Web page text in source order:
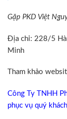
Gặp PKD Việt
Địa chỉ: 228/5
Minh
Tham khảo
Công Ty TNHH
phục vụ quý